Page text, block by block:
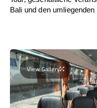
Bali und den
View Gallery